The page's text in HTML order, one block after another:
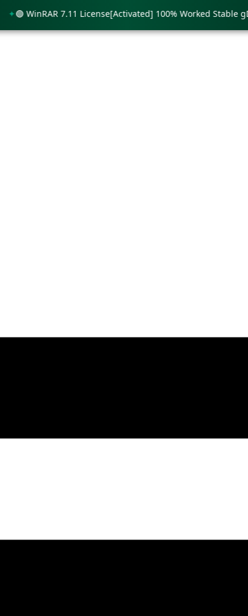
🟢 WinRAR 7.11 License[Activated] 100% Worked Stable gDrive